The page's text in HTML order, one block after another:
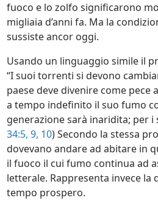
fuoco e lo zolfo significarono
migliaia d’anni fa. Ma la
sussiste ancor oggi.
Usando un linguaggio simile il
“I suoi torrenti si devono
paese deve divenire come
a tempo indefinito il suo fumo
generazione sarà inaridita; per i
34:5, 9, 10) Secondo la stessa
dovevano andare ad abitare in
il fuoco il cui fumo continua ad
letterale. Rappresenta invece
tempo prospero.